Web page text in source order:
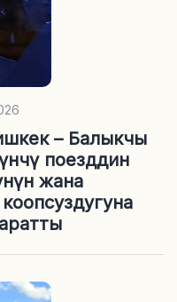
– Балыкчы
поезддин
жана